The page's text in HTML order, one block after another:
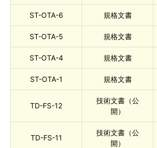
ST-OTA-6 規格文書
ST-OTA-5 規格文書
ST-OTA-4 規格文書
ST-OTA-1 規格文書
TD-FS-12
技術文書（公
開）
TD-FS-11
技術文書（公
開）